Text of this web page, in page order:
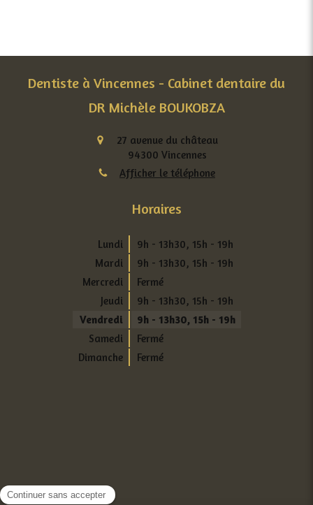
Dentiste à Vincennes - Cabinet dentaire du
DR Michèle BOUKOBZA
27 avenue du château
94300 Vincennes
Afficher le téléphone
Horaires
Lundi 9h - 13h30, 15h - 19h
Mardi
9h - 13h30, 15h - 19h
Mercredi
Fermé
Jeudi
9h - 13h30, 15h - 19h
Vendredi
9h - 13h30, 15h - 19h
Samedi
Fermé
Dimanche
Fermé